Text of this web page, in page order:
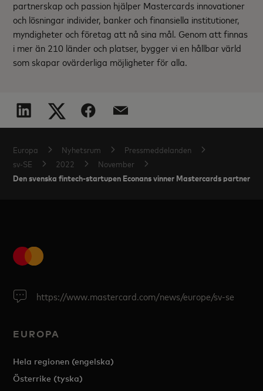
partnerskap och passion hjälper Mastercards innovationer
och lösningar individer, banker och finansiella institutioner,
myndigheter och företag att nå sina mål. Genom att finnas
i mer än 210 länder och platser, bygger vi en hållbar värld
som skapar ovärderliga möjligheter för alla.
Europa Nyhetsrum
Pressmeddelanden
sv-SE
2022 November
Den svenska fintech-startupen Econans vinner Mastercards
https://www.mastercard.com/news/europe/sv-se
EUROPA
Hela regionen (engelska)
Österrike (tyska)